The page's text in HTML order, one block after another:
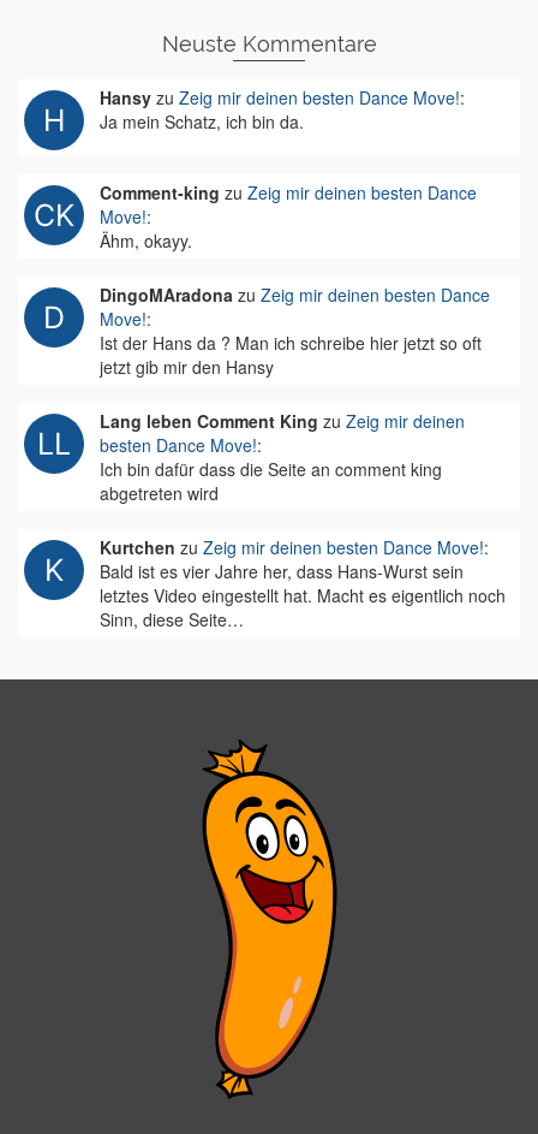
Neuste Kommentare
Hansy zu Zeig mir deinen besten Dance Move!:
Ja mein Schatz, ich bin da.
Comment-king zu Zeig mir deinen besten Dance
Move!:
Ähm, okayy.
DingoMAradona zu Zeig mir deinen besten Dance
Move!:
Ist der Hans da ? Man ich schreibe hier jetzt so oft
jetzt gib mir den Hansy
Lang leben Comment King zu Zeig mir deinen
besten Dance Move!:
Ich bin dafür dass die Seite an comment king
abgetreten wird
Kurtchen zu Zeig mir deinen besten Dance Move!:
Bald ist es vier Jahre her, dass Hans-Wurst sein
letztes Video eingestellt hat. Macht es eigentlich noch
Sinn, diese Seite…